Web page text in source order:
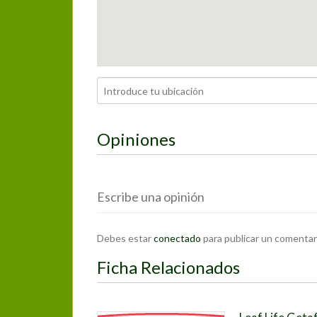
Opiniones
Escribe una opinión
Debes estarconectado para publicar un
Ficha Relacionados